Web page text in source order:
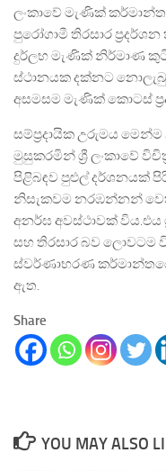
ලංකාවේ මැණික්
පුරෝගාමී තිරසාර
දුර්ලභ මැණික් නිර්මාණ
ස්ථානයක දක්නට
අසමසම මැණික් කොටස්
සම්ප්‍රදායික උරුමය
මුසුකරමින් ශ්‍රී ලංකාවේ
පිළිබඳව පුළුල් දර්ශනයක්
නිසැකවම නරඹන්නන්
අනර්ඝ අවස්ථාවක් විය.එය
සහ තිරසාර බව ලොවටම
ස්වර්ණාභරණ
ඇත.
Share
YOU MAY ALSO